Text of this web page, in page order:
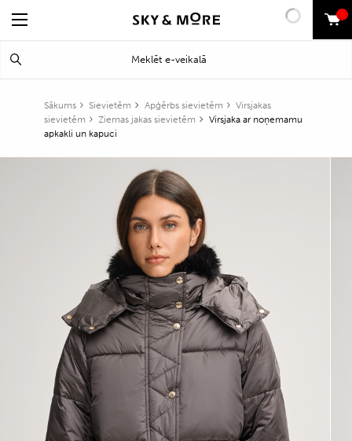
0
Sākums Sievietēm Apģērbs sievietēm
Virsjakas
sievietēm
Ziemas jakas sievietēm
Virsjaka ar noņemamu
apkakli un kapuci